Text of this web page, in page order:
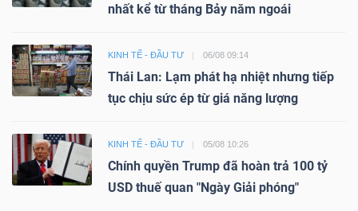
nhất kể từ tháng Bảy năm ngoái
KINH TẾ - ĐẦU TƯ 06/08 09:14
Thái Lan: Lạm phát hạ nhiệt nhưng tiếp
tục chịu sức ép từ giá năng lượng
KINH TẾ - ĐẦU TƯ 05/08 10:26
Chính quyền Trump đã hoàn trả 100 tỷ
USD thuế quan "Ngày Giải phóng"